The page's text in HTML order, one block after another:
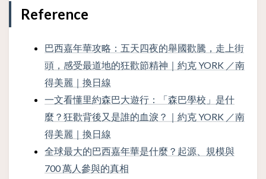
Reference
巴西嘉年華攻略：五天四夜的舉國歡騰，走上街
頭，感受最道地的狂歡節精神｜約克 YORK ／南
得美麗｜換日線
一文看懂里約森巴大遊行：「森巴學校」是什
麼？狂歡背後又是誰的血淚？｜約克 YORK ／南
得美麗｜換日線
全球最大的巴西嘉年華是什麼？起源、規模與
700 萬人參與的真相